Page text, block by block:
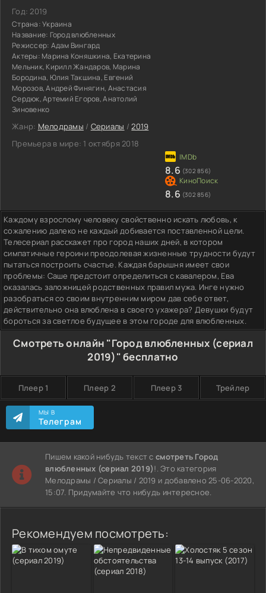
Год:2019
Страна:Украина
Название: Город влюбленных
Режиссер: Адам Вингард
Актеры: Марина Коняшкина, Екатерина
Мельник, Кирилл Жандаров, Марина
Бородина, Юлия Такшина, Евгений
Морозов, Андрей Финягин, Анастасия
Сердюк, Артемий Егоров, Анатолий
Зиновенко
Жанр: Мелодрамы / Сериалы /2019
Премьера в мире: 1 октября 2018
8.6 (302 856)
8.6 (302 856)
Каждому взрослому человеку свойственно искать любовь, к
сожалению далеко не каждый добивается поставленной цели.
Телесериал расскажет про город наших дней, в котором
симпатичные героини преодолевая жизненные трудности будут
пытаться построить счастье. Каждая барышня имеет свои
проблемы: Саше предстоит определиться с кавалером, Ева
оказалась заложницей родственных правил мужа. Инге нужно
разобраться со своим внутренним миром дав себе ответ,
действительно она влюблена в своего ухажера? Девушки будут
бороться за светлое будущее в этом городе для влюбленных.
Смотреть онлайн "Город влюбленных (сериал
2019)" бесплатно
Плеер 1 Плеер 2 Плеер 3 Трейлер
МЫ В
Телеграм
Пишем какой нибудь текст ссмотреть Город
влюбленных (сериал 2019)!. Это категория
Мелодрамы / Сериалы / 2019 и добавлено 25-06-2020,
15:07. Придумайте что нибудь интересное.
Рекомендуем посмотреть: